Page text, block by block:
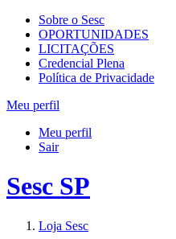
Sobre o Sesc
OPORTUNIDADES
LICITAÇÕES
Credencial Plena
Política de Privacidade
Meu perfil
Meu perfil
Sair
Sesc SP
Loja Sesc